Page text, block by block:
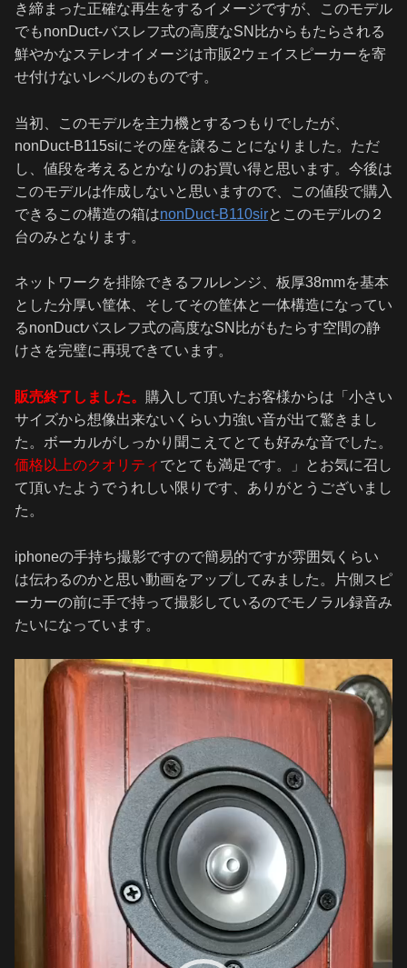
き締まった正確な再生をするイメージですが、このモデル
でもnonDuct-バスレフ式の高度なSN比からもたらされる
鮮やかなステレオイメージは市販2ウェイスピーカーを寄
せ付けないレベルのものです。
当初、このモデルを主力機とするつもりでしたが、
nonDuct-B115siにその座を譲ることになりました。ただ
し、値段を考えるとかなりのお買い得と思います。今後は
このモデルは作成しないと思いますので、この値段で購入
できるこの構造の箱はnonDuct-B110sirとこのモデルの２
台のみとなります。
ネットワークを排除できるフルレンジ、板厚38mmを基本
とした分厚い筐体、そしてその筐体と一体構造になってい
るnonDuctバスレフ式の高度なSN比がもたらす空間の静
けさを完璧に再現できています。
販売終了しました。 購入して頂いたお客様からは「小さい
サイズから想像出来ないくらい力強い音が出て驚きまし
た。ボーカルがしっかり聞こえてとても好みな音でした。
価格以上のクオリティ でとても満足です。」とお気に召し
て頂いたようでうれしい限りです、ありがとうございまし
た。
iphoneの手持ち撮影ですので簡易的ですが雰囲気くらい
は伝わるのかと思い動画をアップしてみました。片側スピ
ーカーの前に手で持って撮影しているのでモノラル録音み
たいになっています。